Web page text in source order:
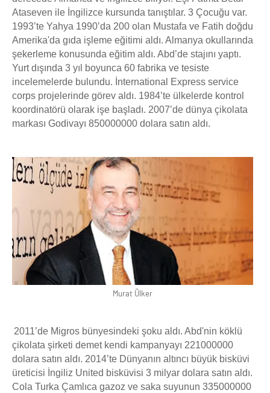
Ataseven ile İngilizce kursunda tanıştılar. 3 Çocuğu var.
1993’te Yahya 1990’da 200 olan Mustafa ve Fatih doğdu
Amerika'da gıda işleme eğitimi aldı. Almanya okullarında
şekerleme konusunda eğitim aldı. Abd’de stajını yaptı.
Yurt dışında 3 yıl boyunca 60 fabrika ve tesiste
incelemelerde bulundu. İnternational Express service
corps projelerinde görev aldı. 1984’te ülkelerde kontrol
koordinatörü olarak işe başladı. 2007’de dünya çikolata
markası Godivayı 850000000 dolara satın aldı.
Murat Ülker
2011’de Migros bünyesindeki şoku aldı. Abd'nin köklü
çikolata şirketi demet kendi kampanyayı 221000000
dolara satın aldı. 2014’te Dünyanın altıncı büyük bisküvi
üreticisi İngiliz United bisküvisi 3 milyar dolara satın aldı.
Cola Turka Çamlıca gazoz ve saka suyunun 335000000